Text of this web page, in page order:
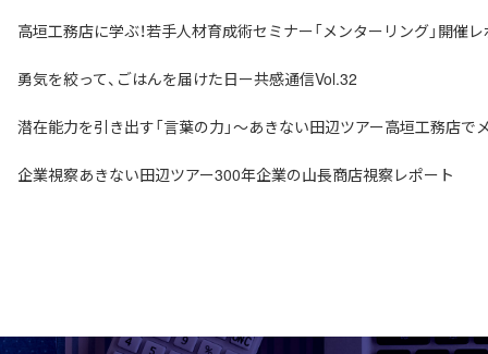
高垣工務店に学ぶ！若手人材育成術セミナー「メンターリング」開催
勇気を絞って、ごはんを届けた日ー共感通信Vol.32
潜在能力を引き出す「言葉の力」〜あきない田辺ツアー高垣工務店で
企業視察あきない田辺ツアー300年企業の山長商店視察レポート